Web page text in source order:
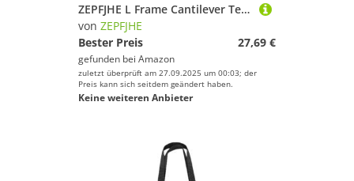
ZEPFJHE L Frame Cantilever Tennis Badminton Stringmaschine Teil Tennis Racquet Werkzeugformatadapter Einfach Zu Verwendende Frame Cantilever Werkzeugmaschine
von ZEPFJHE
Bester Preis
27,69 €
gefunden bei Amazon
zuletzt überprüft am 27.09.2025 um 00:03; der
Preis kann sich seitdem geändert haben.
Keine weiteren Anbieter